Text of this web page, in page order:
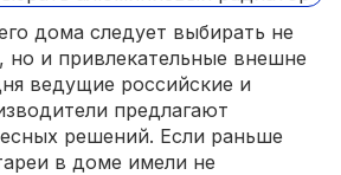
дома следует выбирать не
но и привлекательные внешне
ведущие российские и
предлагают
решений. Если раньше
в доме имели не